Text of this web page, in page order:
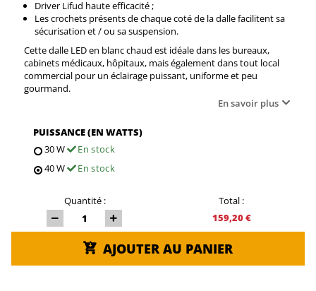
Driver Lifud haute efficacité ;
Les crochets présents de chaque coté de la dalle facilitent sa
sécurisation et / ou sa suspension.
Cette dalle LED en blanc chaud est idéale dans les bureaux,
cabinets médicaux, hôpitaux, mais également dans tout local
commercial pour un éclairage puissant, uniforme et peu
gourmand.
En savoir plus
PUISSANCE (EN WATTS)
30 W
En stock
40 W
En stock
Quantité :
Total :
159,20 €
AJOUTER AU PANIER